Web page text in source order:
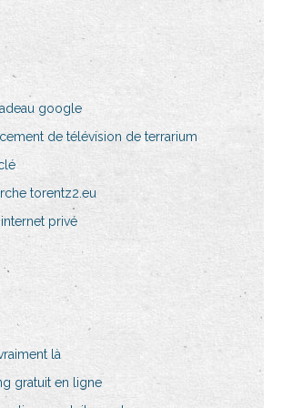
google
de télévision de terrarium
torentz2.eu
privé
là
gratuit en ligne